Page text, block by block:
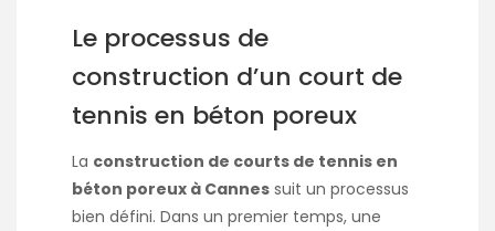
Le processus de
construction d’un court de
tennis en béton poreux
La construction de courts de tennis en
béton poreux à Cannes suit un processus
bien défini. Dans un premier temps, une